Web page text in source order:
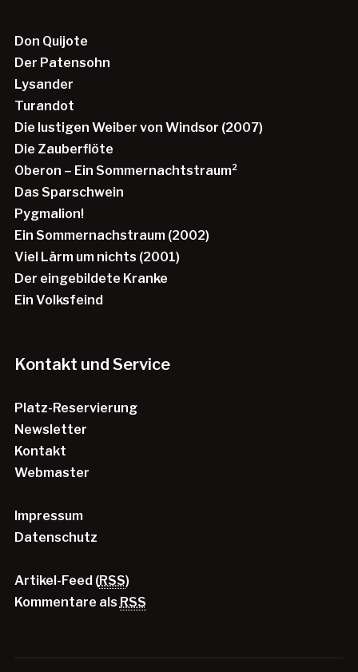
Don Quijote
Der Patensohn
Lysander
Turandot
Die lustigen Weiber von Windsor (2007)
Die Zauberflöte
Oberon – Ein Sommernachtstraum²
Das Sparschwein
Pygmalion!
Ein Sommernachstraum (2002)
Viel Lärm um nichts (2001)
Der eingebildete Kranke
Ein Volksfeind
Kontakt und Service
Platz-Reservierung
Newsletter
Kontakt
Webmaster
Impressum
Datenschutz
Artikel-Feed (RSS)
Kommentare als RSS